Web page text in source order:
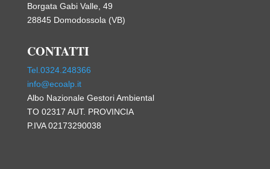
Borgata Gabi Valle, 49
28845 Domodossola (VB)
CONTATTI
Tel.0324.248366
info@ecoalp.it
Albo Nazionale Gestori Ambiental
TO 02317 AUT. PROVINCIA
P.IVA 02173290038